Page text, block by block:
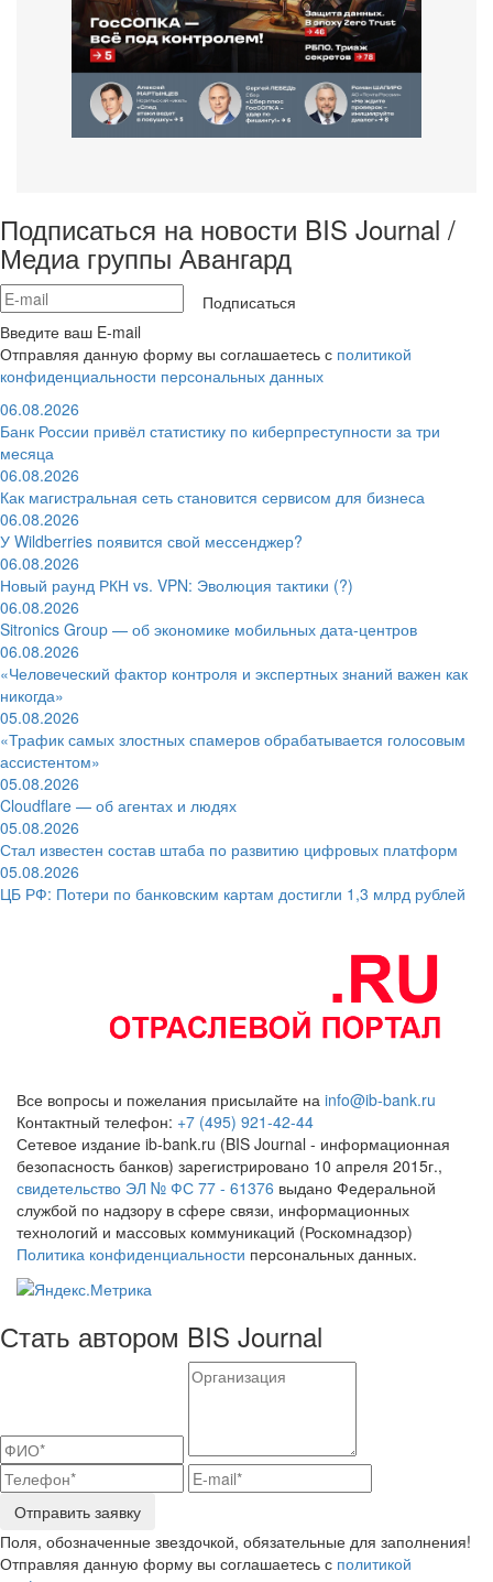
Подписаться на новости BIS Journal /
Медиа группы Авангард
Подписаться
Введите ваш E-mail
Отправляя данную форму вы соглашаетесь с политикой
конфиденциальности персональных данных
06.08.2026
Банк России привёл статистику по киберпреступности за три
месяца
06.08.2026
Как магистральная сеть становится сервисом для бизнеса
06.08.2026
У Wildberries появится свой мессенджер?
06.08.2026
Новый раунд РКН vs. VPN: Эволюция тактики (?)
06.08.2026
Sitronics Group — об экономике мобильных дата-центров
06.08.2026
«Человеческий фактор контроля и экспертных знаний важен как
никогда»
05.08.2026
«Трафик самых злостных спамеров обрабатывается голосовым
ассистентом»
05.08.2026
Cloudflare — об агентах и людях
05.08.2026
Стал известен состав штаба по развитию цифровых платформ
05.08.2026
ЦБ РФ: Потери по банковским картам достигли 1,3 млрд рублей
Все вопросы и пожелания присылайте на info@ib-bank.ru
Контактный телефон: +7 (495) 921-42-44
Сетевое издание ib-bank.ru (BIS Journal - информационная
безопасность банков) зарегистрировано 10 апреля 2015г.,
свидетельство ЭЛ № ФС 77 - 61376 выдано Федеральной
службой по надзору в сфере связи, информационных
технологий и массовых коммуникаций (Роскомнадзор)
Политика конфиденциальности персональных данных.
Стать автором BIS Journal
Отправить заявку
Поля, обозначенные звездочкой, обязательные для заполнения!
Отправляя данную форму вы соглашаетесь с политикой